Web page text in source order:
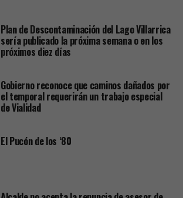
Plan de Descontaminación del Lago Villarrica
sería publicado la próxima semana o en los
próximos diez días
Gobierno reconoce que caminos dañados por
el temporal requerirán un trabajo especial
de Vialidad
El Pucón de los ‘80